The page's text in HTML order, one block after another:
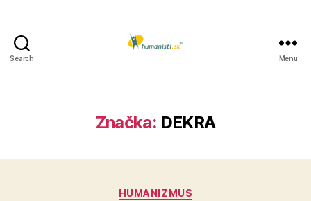
Search Menu
Značka: DEKRA
Kategórie
HUMANIZMUS